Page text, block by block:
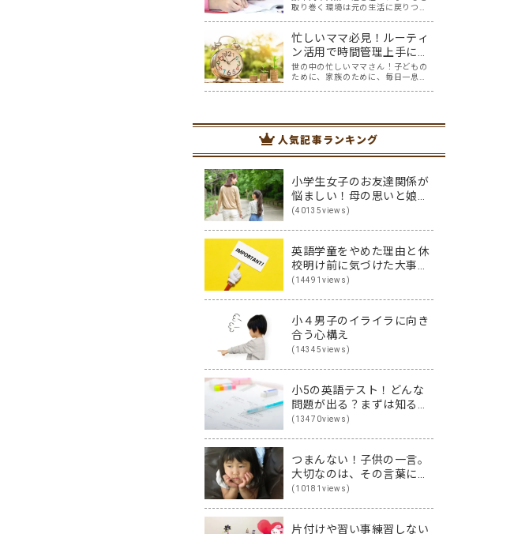
的な４つのモチベーション
対策
取り巻く環境は元の生活に戻りつつ
と、感じているかたも多いのではな
いでしょうか。 おしゃべりしながら
給食を食べることや、みんなで集ま
って遊ぶこと。…
忙しいママ必見！ルーティ
ン活用で時間管理上手にな
り、自分の理想を叶えまし
ょう！
世の中の忙しいママさん！子どもの
ために、家族のために、毎日一息つ
この記事を読んで自分にとってよい
ルーティンを作り…
人気記事ランキング
小学生女子のお友達関係が
悩ましい！母の思いと娘の
思いを伝え合った親子
(40135views)
英語学童をやめた理由と休
校明け前に気づけた大事な
こと
(14491views)
小４男子のイライラに向き
合う心構え
(14345views)
小5の英語テスト！どんな
問題が出る？まずは知るこ
とから始めよう♪
(13470views)
つまんない！子供の一言。
大切なのは、その言葉に隠
された裏の本音です
(10181views)
片付けや習い事練習しない